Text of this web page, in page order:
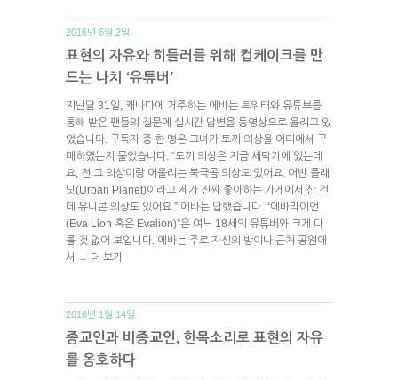
2016년 6월 2일.
표현의 자유와 히틀러를 위해 컵케이크를 만
드는 나치 ‘유튜버’
지난달 31일, 캐나다에 거주하는 에바는 트위터와 유튜브를
통해 받은 팬들의 질문에 실시간 답변을 동영상으로 올리고 있
었습니다. 구독자 중 한 명은 그녀가 토끼 의상을 어디에서 구
매하였는지 물었습니다. “토끼 의상은 지금 세탁기에 있는데
요, 전 그 의상이랑 어울리는 북극곰 의상도 있어요. 어반 플래
닛(Urban Planet)이라고 제가 진짜 좋아하는 가게에서 산 건
데 유니콘 의상도 있어요.” 에바는 답했습니다. “에바라이언
(Eva Lion 혹은 Evalion)”은 여느 18세의 유튜버와 크게 다
를 것 없어 보입니다. 에바는 주로 자신의 방이나 근처 공원에
서
→ 더 보기
2016년 1월 14일.
종교인과 비종교인, 한목소리로 표현의 자유
를 옹호하다